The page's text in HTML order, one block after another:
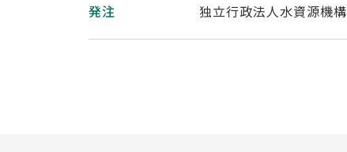
発注 独立行政法人水資源機構